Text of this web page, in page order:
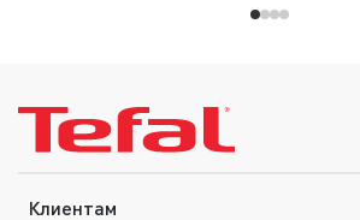
Клиентам